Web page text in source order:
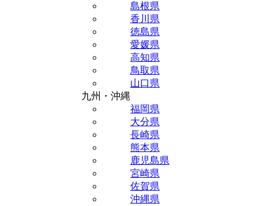
島根県
香川県
徳島県
愛媛県
高知県
鳥取県
山口県
九州・沖縄
福岡県
大分県
長崎県
熊本県
鹿児島県
宮崎県
佐賀県
沖縄県